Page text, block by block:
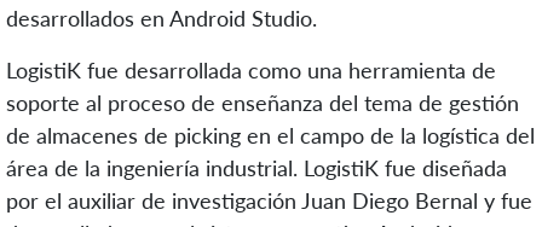
desarrollados en Android Studio.
LogistiK fue desarrollada como una herramienta de
soporte al proceso de enseñanza del tema de gestión
de almacenes de picking en el campo de la logística del
área de la ingeniería industrial. LogistiK fue diseñada
por el auxiliar de investigación Juan Diego Bernal y fue